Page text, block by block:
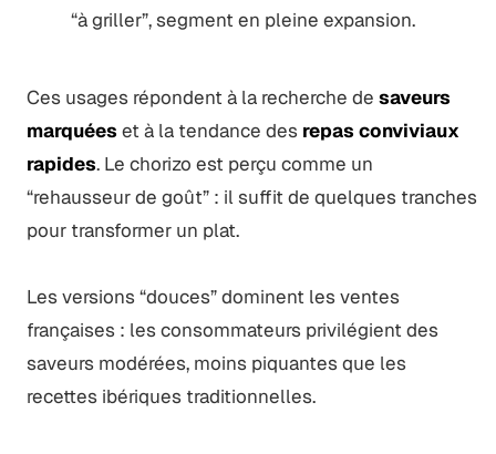
“à griller”, segment en pleine expansion.
Ces usages répondent à la recherche de saveurs
marquées et à la tendance des repas conviviaux
rapides. Le chorizo est perçu comme un
“rehausseur de goût” : il suffit de quelques tranches
pour transformer un plat.
Les versions “douces” dominent les ventes
françaises : les consommateurs privilégient des
saveurs modérées, moins piquantes que les
recettes ibériques traditionnelles.